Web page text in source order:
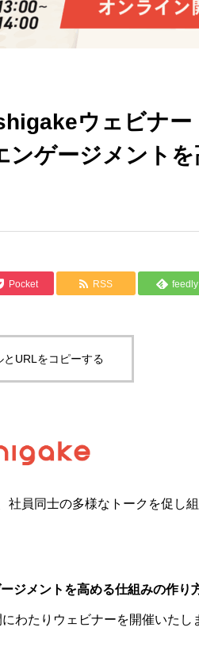
ウェビナー
ンゲージメントを
Pocket RSS feedly
URLをコピーする
社員同士の多様なトークを促し
ジメントを高める仕組みの作り
わたりウェビナーを開催いたし